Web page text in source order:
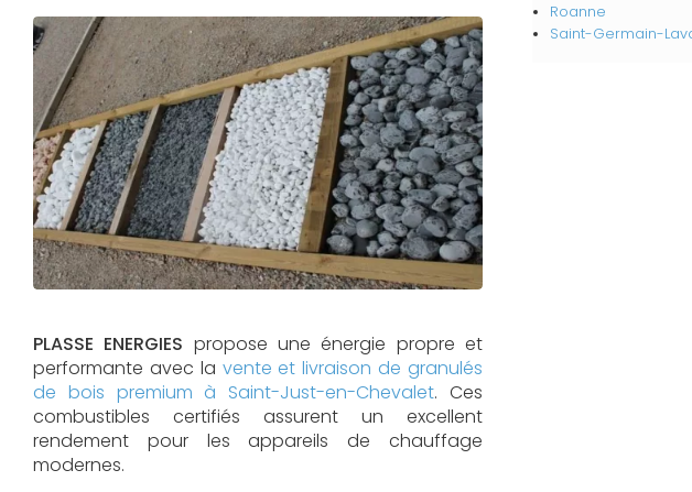
PLASSE ENERGIES propose une énergie propre et
performante avec la vente et livraison de granulés
de bois premium à Saint-Just-en-Chevalet. Ces
combustibles certifiés assurent un excellent
rendement pour les appareils de chauffage
modernes.
Roanne
Saint-Germain-